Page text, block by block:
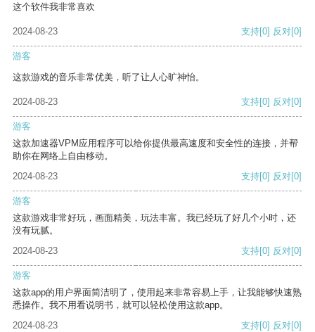
这个软件我非常喜欢
2024-08-23 支持[0] 反对[0]
游客
这款游戏的音乐非常优美，听了让人心旷神怡。
2024-08-23 支持[0] 反对[0]
游客
这款加速器VPM应用程序可以给你提供最高速度和安全性的连接，并帮
助你在网络上自由移动。
2024-08-23
支持[0] 反对[0]
游客
这款游戏非常好玩，画面精美，玩法丰富。我已经玩了好几个小时，还
没有玩腻。
2024-08-23
支持[0] 反对[0]
游客
这款app的用户界面简洁明了，使用起来非常容易上手，让我能够快速熟
悉操作。我不用看说明书，就可以轻松使用这款app。
2024-08-23
支持[0] 反对[0]